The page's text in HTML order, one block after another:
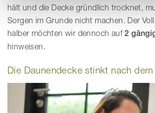
hält und die Decke gründlich trocknet,
Sorgen im Grunde nicht machen. Der
halber möchten wir dennoch auf2
hinweisen.
Die Daunendecke stinkt nach dem